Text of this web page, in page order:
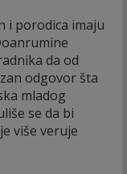
i porodica imaju
da od
odgovor šta
mladog
se da bi
više veruje